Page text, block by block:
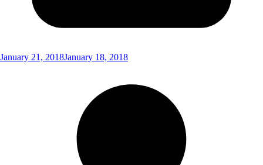
January 21, 2018January 18, 2018